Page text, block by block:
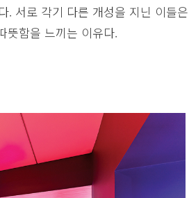
. 서로 각기 다른 개성을 지닌 이들은
뜻함을 느끼는 이유다.